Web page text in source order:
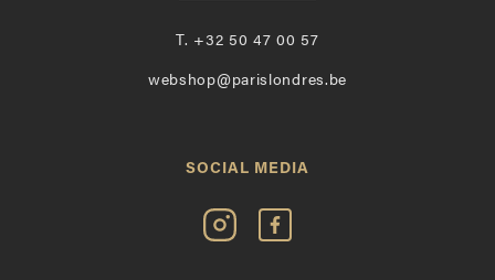
T. +32 50 47 00 57
webshop@parislondres.be
SOCIAL MEDIA
Volg
Paris
Vind